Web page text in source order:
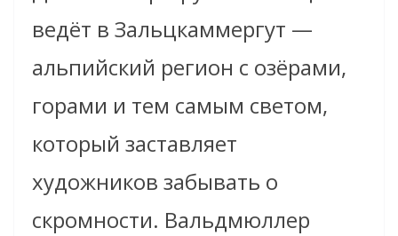
ведёт в Зальцкаммергут —
альпийский регион с озёрами,
горами и тем самым светом,
который заставляет
художников забывать о
скромности. Вальдмюллер